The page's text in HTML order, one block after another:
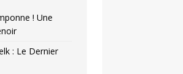
! Une
: Le Dernier